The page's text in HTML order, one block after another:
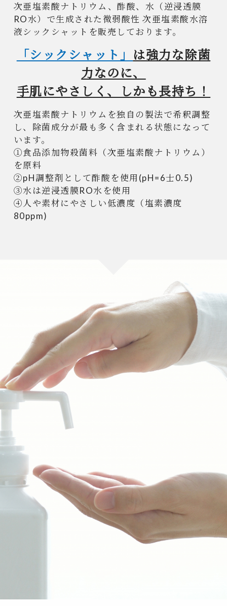
次亜塩素酸ナトリウム、酢酸、水（逆浸透膜
RO水）で生成された微弱酸性 次亜塩素酸水溶
液シックシャットを販売しております。
「シックシャット」 は強力な除菌
力なのに、
手肌にやさしく、しかも長持ち！
次亜塩素酸ナトリウムを独自の製法で希釈調整
し、除菌成分が最も多く含まれる状態になって
います。
①食品添加物殺菌料（次亜塩素酸ナトリウム）
を原料
②pH調整剤として酢酸を使用(pH=6士0.5)
③水は逆浸透膜RO水を使用
④人や素材にやさしい低濃度（塩素濃度
80ppm)